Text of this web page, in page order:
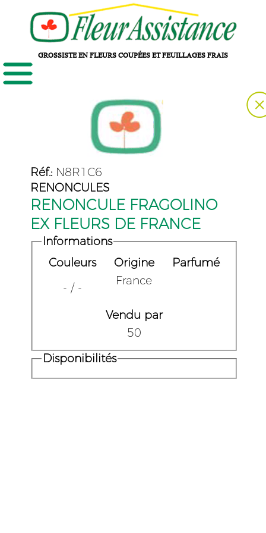
GROSSISTE EN FLEURS COUPÉES ET FEUILLAGES FRAIS
Réf.: N8R1C6
RENONCULES
RENONCULE FRAGOLINO
EX FLEURS DE FRANCE
Informations
Couleurs
Origine
Parfumé
- / -
France
Vendu par
50
Disponibilités